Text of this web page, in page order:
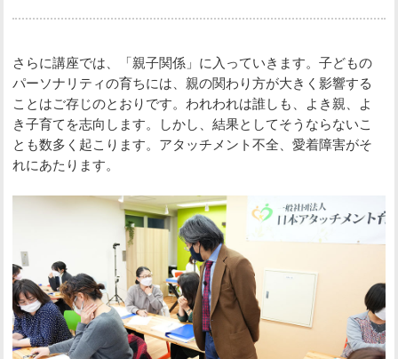
さらに講座では、「親子関係」に入っていきます。子どもの
パーソナリティの育ちには、親の関わり方が大きく影響する
ことはご存じのとおりです。われわれは誰しも、よき親、よ
き子育てを志向します。しかし、結果としてそうならないこ
とも数多く起こります。アタッチメント不全、愛着障害がそ
れにあたります。